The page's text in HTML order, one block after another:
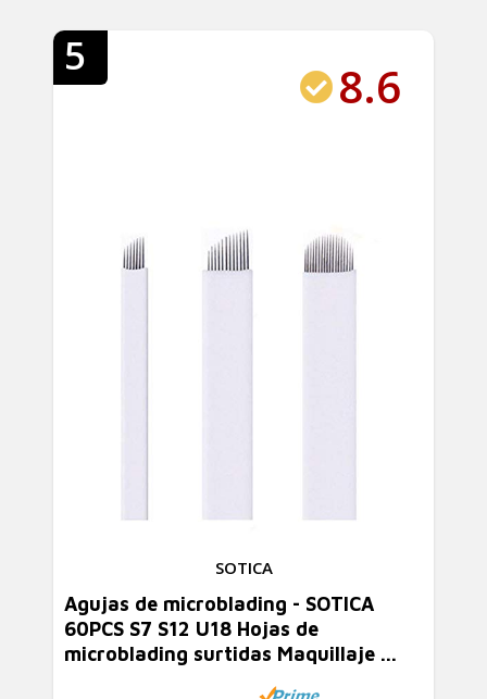
5
8.6
SOTICA
Agujas de microblading - SOTICA
60PCS S7 S12 U18 Hojas de
microblading surtidas Maquillaje ...